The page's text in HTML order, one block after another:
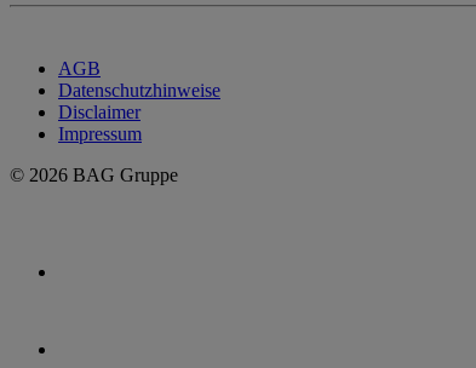
AGB
Datenschutzhinweise
Disclaimer
Impressum
© 2026 BAG Gruppe